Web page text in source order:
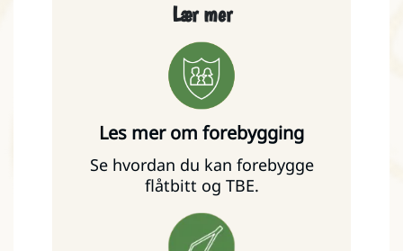
Lær mer
Les mer om forebygging
Se hvordan du kan forebygge
flåtbitt og TBE.